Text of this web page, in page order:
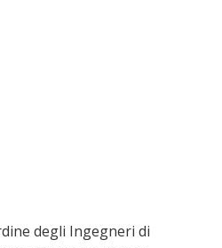
degli Ingegneri di